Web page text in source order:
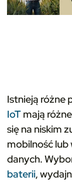
Istnieją różne
IoTmają
się na niskim
mobilność lub
danych.
baterii,